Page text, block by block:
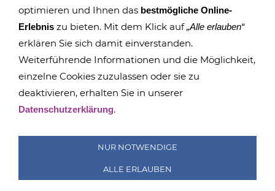
IMPRESSUM COOKIES
SUCHEN
© GRUNDSCHULE RÖTHA 2015 - 2026
optimieren und Ihnen das bestmögliche Online-
Erlebnis zu bieten. Mit dem Klick auf„Alle erlauben“
erklären Sie sich damit einverstanden.
Weiterführende Informationen und die Möglichkeit,
einzelne Cookies zuzulassen oder sie zu
deaktivieren, erhalten Sie in unserer
Datenschutzerklärung.
NUR NOTWENDIGE
ALLE ERLAUBEN